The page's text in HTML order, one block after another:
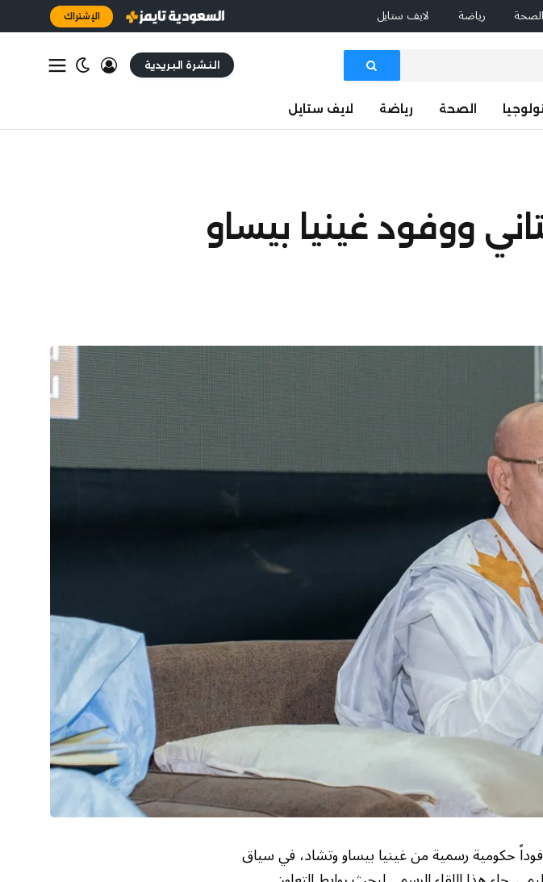
الصحة رياضة لايف ستايل الإشتراك
النشرة البريدية
الصحة رياضة لايف ستايل
ووفود غينيا بيساو
حكومية رسمية من غينيا بيساو وتشاد، في سياق